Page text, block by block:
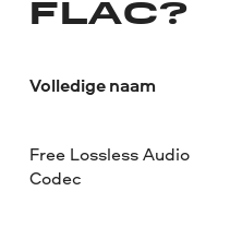
FLAC?
Volledige naam
Free Lossless Audio
Codec